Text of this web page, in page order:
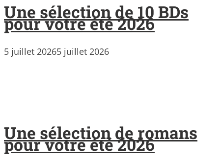
Une sélection de 10 BDs
pour votre été 2026
5 juillet 20265 juillet 2026
Une sélection de romans
pour votre été 2026